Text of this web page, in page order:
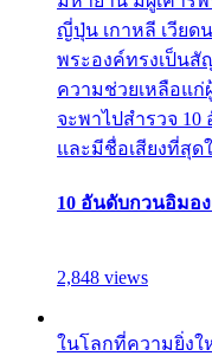
ญี่ปุ่น เกาหลี เวียด
พระองค์ทรงเป็น
ความช่วยเหลือแก่
จะพาไปสำรวจ
และมีชื่อเสียงที่สุด
10 อันดับกวนอิมอ
2,848 views
ในโลกที่ความยิ่ง